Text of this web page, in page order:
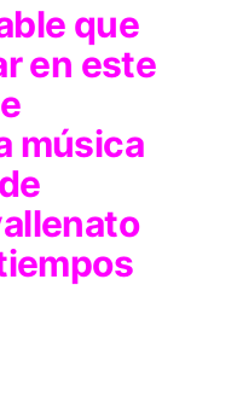
que
en este
música